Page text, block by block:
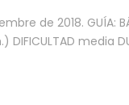
de 2018. GUÍA:
media